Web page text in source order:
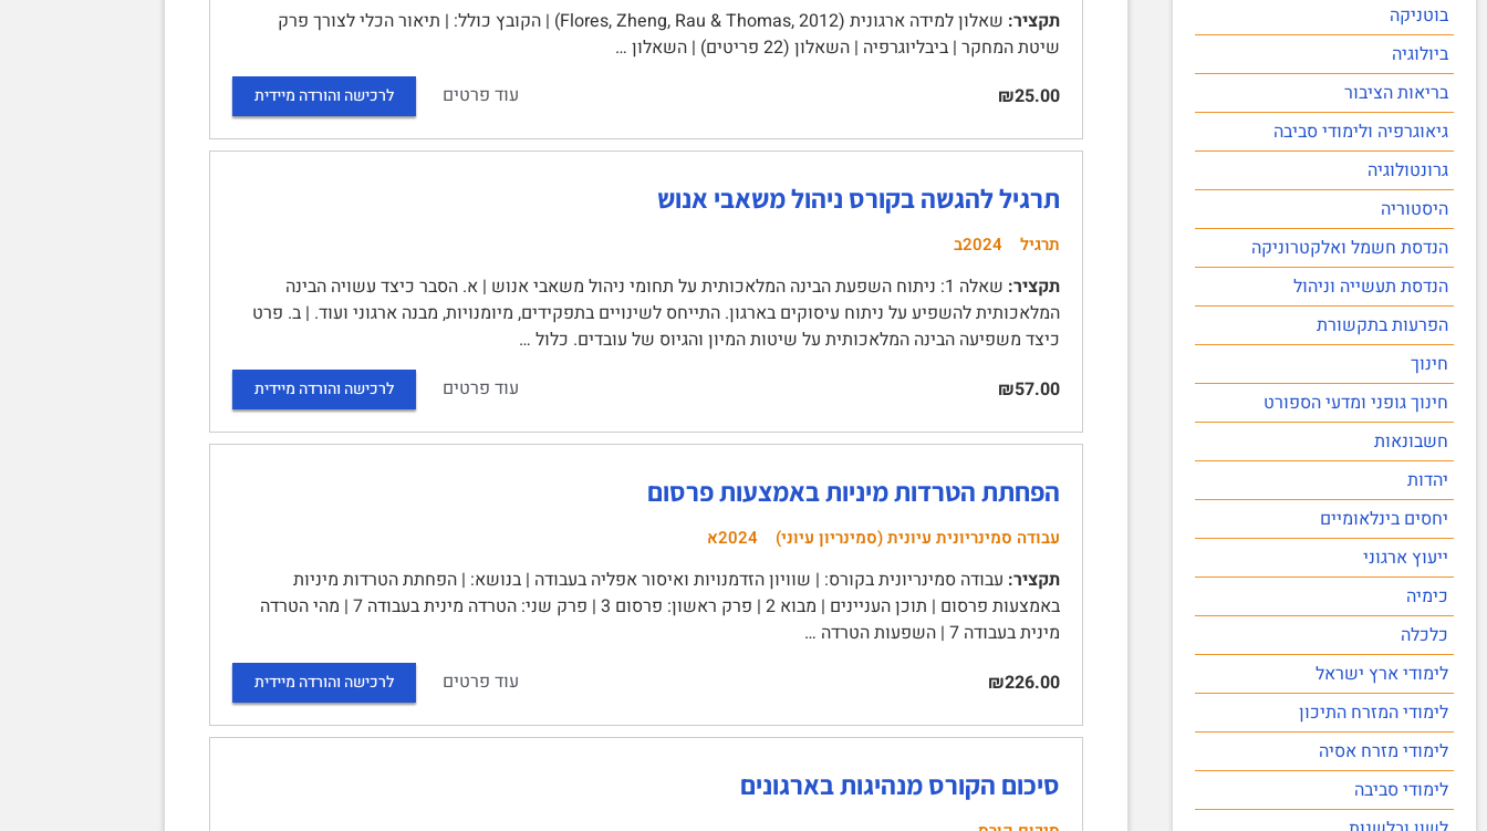
בוטניקה
ביולוגיה
בריאות הציבור
גיאוגרפיה ולימודי סביבה
גרונטולוגיה
היסטוריה
הנדסת חשמל ואלקטרוניקה
הנדסת תעשייה וניהול
הפרעות בתקשורת
חינוך
חינוך גופני ומדעי הספורט
חשבונאות
יהדות
יחסים בינלאומיים
ייעוץ ארגוני
כימיה
כלכלה
לימודי ארץ ישראל
לימודי המזרח התיכון
לימודי מזרח אסיה
לימודי סביבה
תקציר:
שאלון למידה ארגונית (Flores, Zheng, Rau & Thomas, 2012) | הקובץ כולל: | תיאור הכלי לצורך פרק
שיטת המחקר | ביבליוגרפיה | השאלון (22 פריטים) | השאלון …
₪25.00
עוד פרטים לרכישה והורדה מיידית
תרגיל להגשה בקורס ניהול משאבי אנוש
תרגיל 2024ב
תקציר:
שאלה 1: ניתוח השפעת הבינה המלאכותית על תחומי ניהול משאבי אנוש | א. הסבר כיצד עשויה הבינה
המלאכותית להשפיע על ניתוח עיסוקים בארגון. התייחס לשינויים בתפקידים, מיומנויות, מבנה ארגוני ועוד. | ב. פרט
כיצד משפיעה הבינה המלאכותית על שיטות המיון והגיוס של עובדים. כלול …
₪57.00
עוד פרטים לרכישה והורדה מיידית
הפחתת הטרדות מיניות באמצעות פרסום
עבודה סמינריונית עיונית (סמינריון עיוני) 2024א
תקציר: עבודה סמינריונית בקורס: | שוויון הזדמנויות ואיסור אפליה בעבודה | בנושא: | הפחתת הטרדות מיניות
באמצעות פרסום | תוכן העניינים | מבוא 2 | פרק ראשון: פרסום 3 | פרק שני: הטרדה מינית בעבודה 7 | מהי הטרדה
מינית בעבודה 7 | השפעות הטרדה …
₪226.00
עוד פרטים לרכישה והורדה מיידית
סיכום הקורס מנהיגות בארגונים